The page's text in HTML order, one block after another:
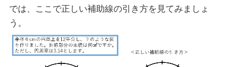
では、ここで正しい補助線の引き方を見てみましょ
う。